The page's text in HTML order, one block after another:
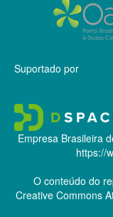
Suportado por
Empresa Brasileira
https://
O conteúdo do
Creative Commons